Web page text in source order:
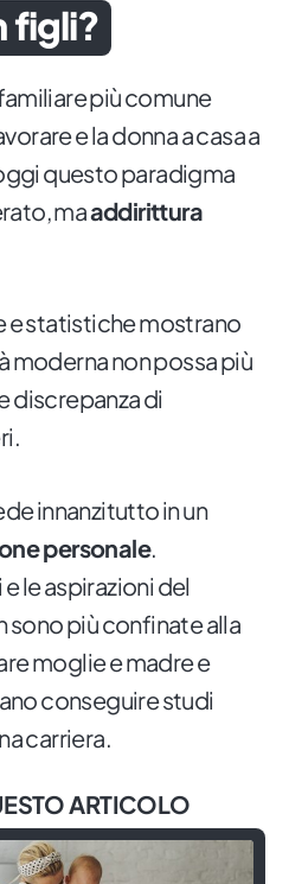
figli?
più comune
e la donna a casa a
questo paradigma
maaddirittura
e statistiche mostrano
moderna non possa più
discrepanza di
innanzitutto in un
personale.
le aspirazioni del
sono più confinate alla
moglie e madre e
conseguire studi
carriera.
ARTICOLO